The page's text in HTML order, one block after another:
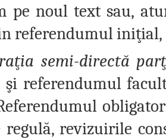
pe noul text sau,
referendumul iniţial,
semi-directă
referendumul
regulă, revizuirile